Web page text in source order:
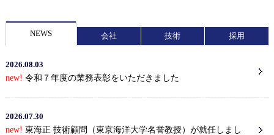
NEWS 会社 技術 採用
2026.08.03
new! 令和７年度の業務表彰をいただきました
2026.07.30
new! 東海正 技術顧問（東京海洋大学名誉教授）が就任しまし